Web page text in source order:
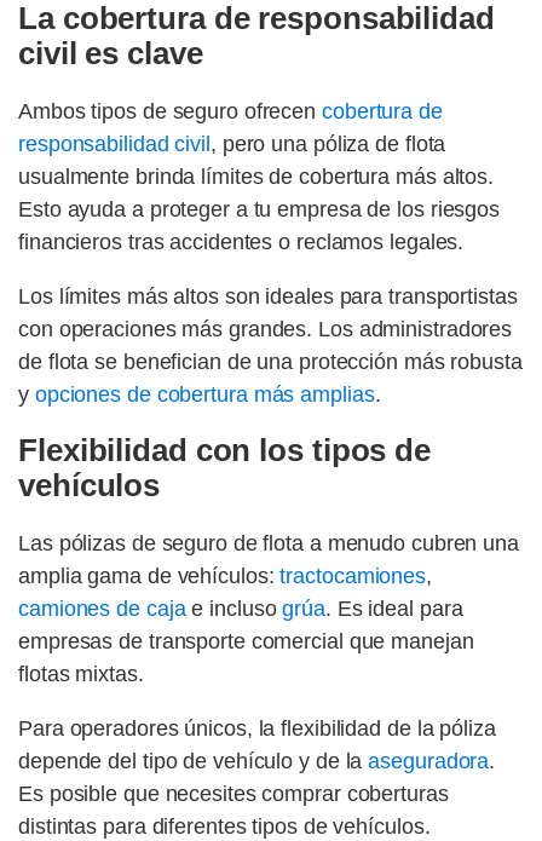
La cobertura de responsabilidad
civil es clave
Ambos tipos de seguro ofrecen cobertura de
responsabilidad civil , pero una póliza de flota
usualmente brinda límites de cobertura más altos.
Esto ayuda a proteger a tu empresa de los riesgos
financieros tras accidentes o reclamos legales.
Los límites más altos son ideales para transportistas
con operaciones más grandes. Los administradores
de flota se benefician de una protección más robusta
y opciones de cobertura más amplias.
Flexibilidad con los tipos de
vehículos
Las pólizas de seguro de flota a menudo cubren una
amplia gama de vehículos: tractocamiones,
camiones de cajae inclusogrúa. Es ideal para
empresas de transporte comercial que manejan
flotas mixtas.
Para operadores únicos, la flexibilidad de la póliza
depende del tipo de vehículo y de laaseguradora.
Es posible que necesites comprar coberturas
distintas para diferentes tipos de vehículos.